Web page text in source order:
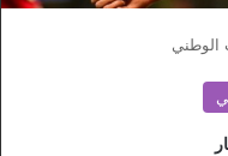
الوطني